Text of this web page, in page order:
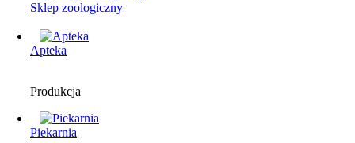
Sklep zoologiczny
Apteka
Produkcja
Piekarnia